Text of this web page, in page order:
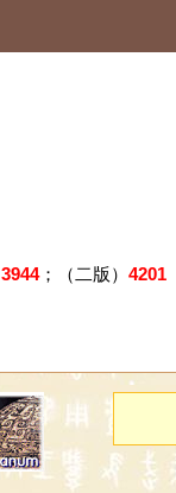
3944；（二版） 4201